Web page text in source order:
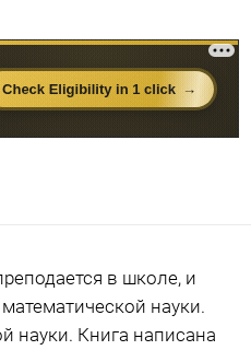
в школе, и
науки.
науки. Книга написана